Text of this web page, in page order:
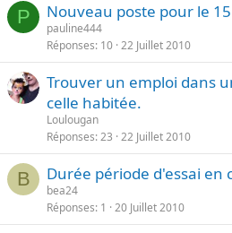
P Nouveau poste pour le
pauline444
Réponses 10 22 Juillet 2010
Trouver un emploi dans
celle habitée.
Loulougan
Réponses 23 22 Juillet 2010
B Durée période d'essai en
bea24
Réponses 1 20 Juillet 2010